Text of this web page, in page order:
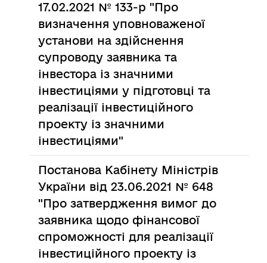
17.02.2021 № 133-р "Про
визначення уповноваженої
установи на здійснення
супроводу заявника та
інвестора із значними
інвестиціями у підготовці та
реалізації інвестиційного
проекту із значними
інвестиціями"
Постанова Кабінету Міністрів
України від 23.06.2021 № 648
"Про затвердження вимог до
заявника щодо фінансової
спроможності для реалізації
інвестиційного проекту із